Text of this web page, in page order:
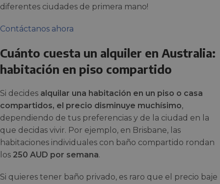
diferentes ciudades de primera mano!
Contáctanos ahora
Cuánto cuesta un alquiler en Australia:
habitación en piso compartido
Si decides alquilar una habitación en un piso o casa
compartidos, el precio disminuye muchísimo,
dependiendo de tus preferencias y de la ciudad en la
que decidas vivir. Por ejemplo, en Brisbane, las
habitaciones individuales con baño compartido rondan
los 250 AUD por semana.
Si quieres tener baño privado, es raro que el precio baje